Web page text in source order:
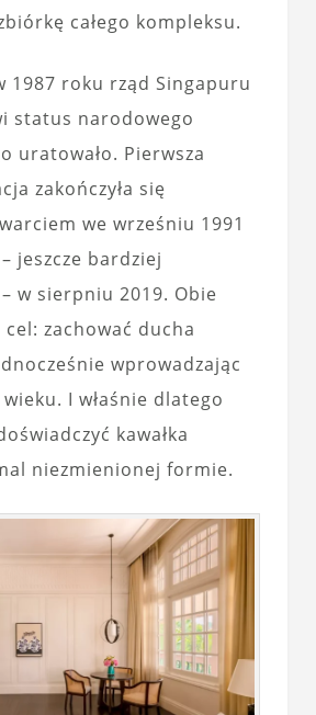
całego kompleksu.
1987 roku rząd Singapuru
status narodowego
uratowało. Pierwsza
zakończyła się
we wrześniu 1991
jeszcze bardziej
w sierpniu 2019. Obie
cel: zachować ducha
wprowadzając
I właśnie dlatego
kawałka
niezmienionej formie.